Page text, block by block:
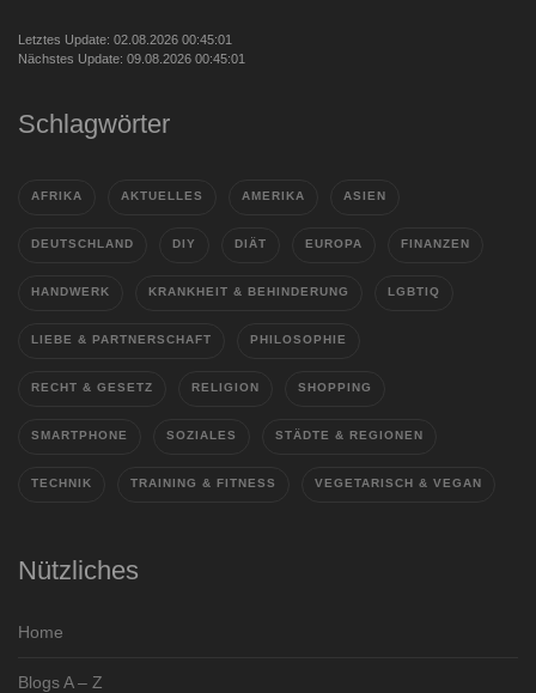
Letztes Update: 02.08.2026 00:45:01
Nächstes Update: 09.08.2026 00:45:01
Schlagwörter
AFRIKA AKTUELLES AMERIKA ASIEN
DEUTSCHLAND DIY DIÄT EUROPA FINANZEN
HANDWERK KRANKHEIT & BEHINDERUNG LGBTIQ
LIEBE & PARTNERSCHAFT PHILOSOPHIE
RECHT & GESETZ RELIGION SHOPPING
SMARTPHONE SOZIALES STÄDTE & REGIONEN
TECHNIK TRAINING & FITNESS VEGETARISCH & VEGAN
Nützliches
Home
Blogs A – Z